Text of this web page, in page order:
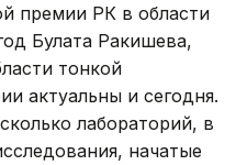
премии РК в области
Булата Ракишева,
тонкой
актуальны и сегодня.
лабораторий, в
начатые